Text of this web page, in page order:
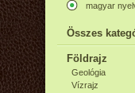
magyar
Összes
Földrajz
Geológia
Vízrajz